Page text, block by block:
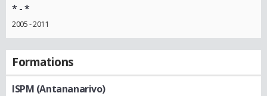
*- *
2005 - 2011
Formations
ISPM (Antananarivo)